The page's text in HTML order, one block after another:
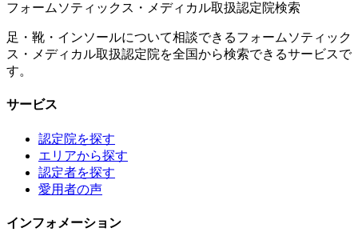
フォームソティックス・メディカル取扱認定院検索
足・靴・インソールについて相談できるフォームソティック
ス・メディカル取扱認定院を全国から検索できるサービスで
す。
サービス
認定院を探す
エリアから探す
認定者を探す
愛用者の声
インフォメーション